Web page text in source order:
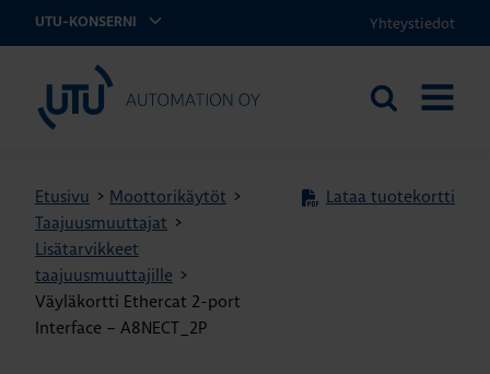
UTU-KONSERNI Yhteystiedot
UTU Automation
Etsi
Etusivu > Moottorikäytöt >
Taajuusmuuttajat >
Lisätarvikkeet
taajuusmuuttajille >
Väyläkortti Ethercat 2-port
Interface – A8NECT_2P
Lataa tuotekortti